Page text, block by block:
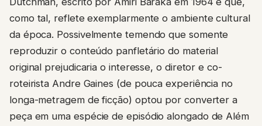
como tal, reflete exemplarmente o ambiente cultural
da época. Possivelmente temendo que somente
reproduzir o conteúdo panfletário do material
original prejudicaria o interesse, o diretor e co-
roteirista Andre Gaines (de pouca experiência no
longa-metragem de ficção) optou por converter a
peça em uma espécie de episódio alongado de Além
da Imaginação, cuja maior pretensão seria emular a